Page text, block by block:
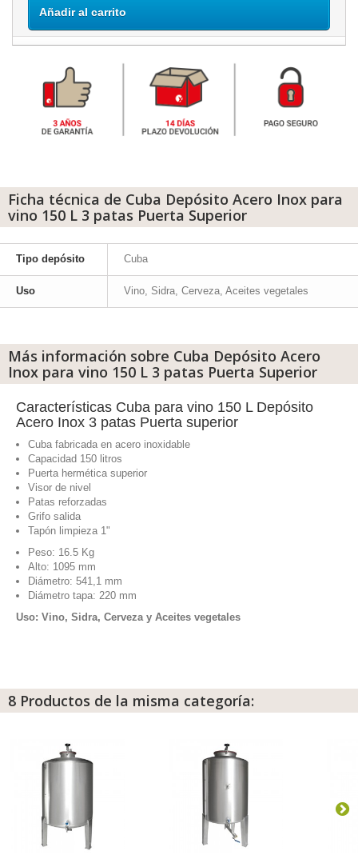
Añadir al carrito
Ficha técnica de Cuba Depósito Acero Inox para
vino 150 L 3 patas Puerta Superior
Tipo depósito Cuba
Uso Vino, Sidra, Cerveza, Aceites vegetales
Más información sobre Cuba Depósito Acero
Inox para vino 150 L 3 patas Puerta Superior
Características Cuba para vino 150 L Depósito
Acero Inox 3 patas Puerta superior
Cuba fabricada en acero inoxidable
Capacidad 150 litros
Puerta hermética superior
Visor de nivel
Patas reforzadas
Grifo salida
Tapón limpieza 1"
Peso: 16.5 Kg
Alto: 1095 mm
Diámetro: 541,1 mm
Diámetro tapa: 220 mm
Uso: Vino, Sidra, Cerveza y Aceites vegetales
8 Productos de la misma categoría: